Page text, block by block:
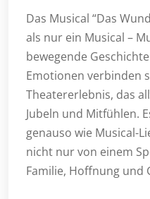
Das Musical “Das
als nur ein Musical –
bewegende
Emotionen verbinden
Theatererlebnis, das
Jubeln und Mitfühlen.
genauso wie Musical-
nicht nur von einem
Familie, Hoffnung und